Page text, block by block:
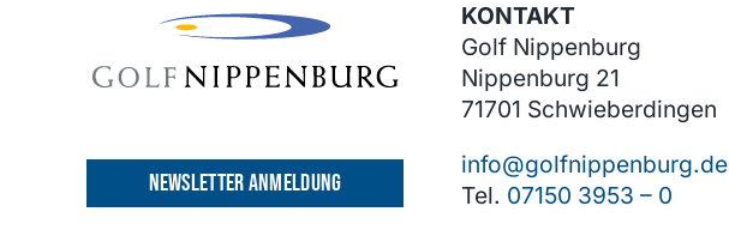
NEWSLETTER ANMELDUNG
KONTAKT
Golf Nippenburg
Nippenburg 21
71701 Schwieberdingen
info@golfnippenburg.de
Tel. 07150 3953 – 0